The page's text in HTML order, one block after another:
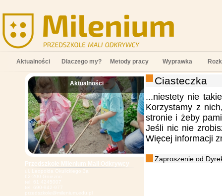
Aktualności Dlaczego my? Metody pracy Wyprawka
Aktualności
Przedszkole Milenium Mali Odkrywcy
ul. Leopolda Okulickiego 3a
62-200 Gniezno
tel: 61 4245007
tel: 690-942-977
przedszkole@milenium.edu.pl
Ciasteczka
...niestety nie
Korzystamy z
stronie i żeby
Jeśli nic nie
Więcej informacji
Zaproszenie od